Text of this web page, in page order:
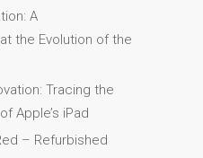
MacBook-Displays mit
Rissen in Dundee – Pro,
Schnell-Reparatur-Service
Warum vertrauen Mac-
Reparatur mit Ihrem
A
the Evolution of the
Tracing the
Apple’s iPad
– Refurbished